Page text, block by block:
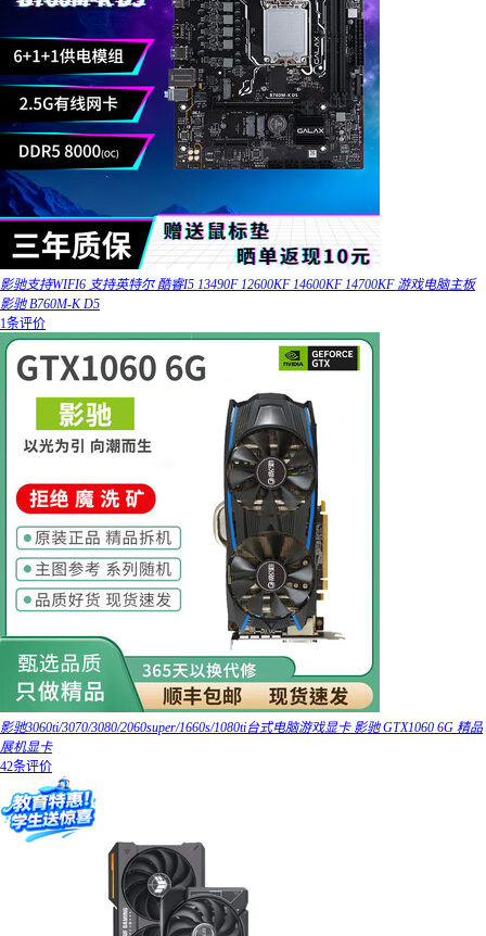
影驰支持WIFI6 支持英特尔 酷睿I5 13490F 12600KF 14600KF 14700KF 游戏电脑主板
影驰 B760M-K D5
1条评价
影驰3060ti/3070/3080/2060super/1660s/1080ti台式电脑游戏显卡 影驰 GTX1060 6G 精品
展机显卡
42条评价